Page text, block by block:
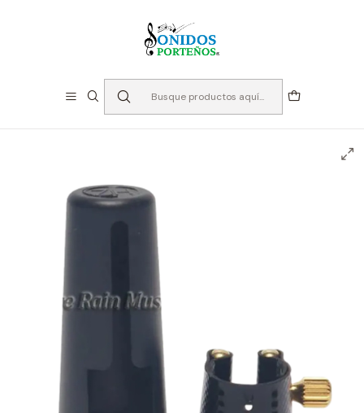
Instrumento de Viento
Accesorios Maderas
Abrazadera tipo Cuero Share Rain - Saxo Alto